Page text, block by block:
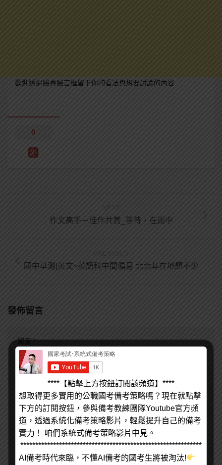
歡迎透過臉書臉言框留下你的看法與想要討論的內容
0
NEXT
作文高手－佳作共賞_等待，在雨中
PREVIOUS
國中基測|英文~英語科中間偏易 北北基在地題不少
發佈留言
留言*
顯示名稱 電子郵件地址*
個人網站網址
****【點擊上方按鈕訂閱該頻道】****
想取得更多實用的公職國考備考策略嗎？現在就點擊
下方的訂閱按鈕，參與備考教練團隊Youtube官方頻
道，透過系統化備考策略影片，輕鬆提升自己的備考
實力！ 咱們系統式備考策略影片中見。
*************************************************************
AI備考時代來臨，不懂AI備考的國考生將被淘汰!